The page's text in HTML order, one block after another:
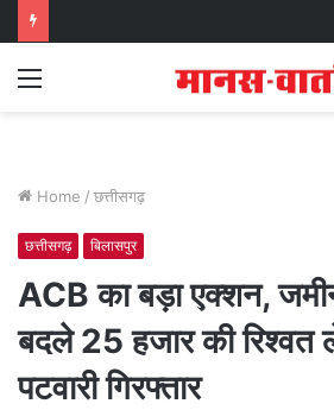
Menu
Home / छत्तीसगढ़
छत्तीसगढ़ बिलासपुर
ACB का बड़ा एक्शन,
बदले 25 हजार की रिश्वत
पटवारी गिरफ्तार